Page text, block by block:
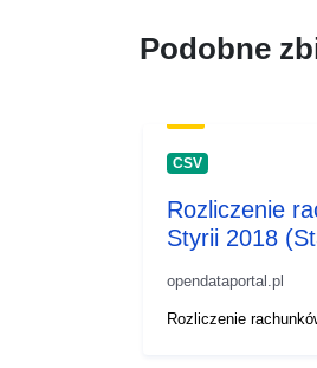
Podobne
CSV
Rozliczenie
Styrii 2018
opendataportal.pl
Rozliczenie